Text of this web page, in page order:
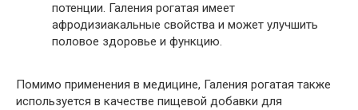
потенции. Галения рогатая имеет
афродизиакальные свойства и может улучшить
половое здоровье и функцию.
Помимо применения в медицине, Галения рогатая также
используется в качестве пищевой добавки для